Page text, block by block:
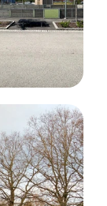
hjælper
og